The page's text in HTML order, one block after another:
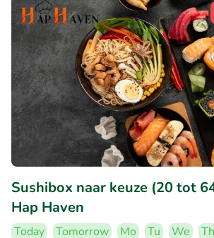
Sushibox naar keuze (20 tot
Hap Haven
Today Tomorrow Mo Tu We Th